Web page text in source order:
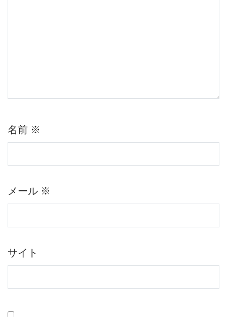
名前 ※
メール ※
サイト